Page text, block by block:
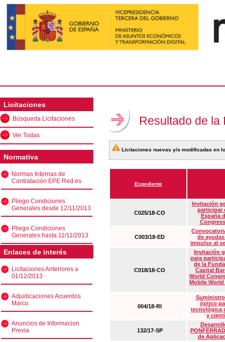
Licitaciones
Búsqueda Licitaciones
Ver Todas
Normativa
Normas Internas de
Contratación EPE Red.es
Pliego Condiciones
Generales desde 12/11/2013
Pliego Condiciones
Generales hasta 11/11/2013
Enlaces de interés
Licitaciones Anteriores a
01/12/2013
Adjudicaciones Acuerdos
Marco
Anuncios de Informacion
Previa
Resultado de la
Licitaciones nuevas y/o modificadas en
Expediente
C025/18-CO
Invitación
participar
España
C003/18-ED
de
impulso al
C018/18-CO
Invitación
para
de la
Capital
World
Mobile
004/18-RI
óptico
tecnológica
y
132/17-SP
de